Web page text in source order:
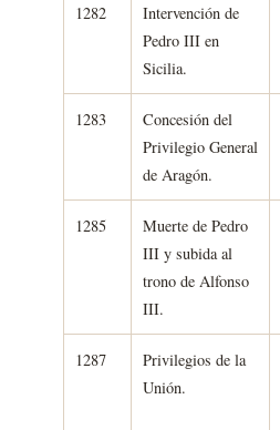
1282
Intervención de
Pedro III en
Sicilia.
1283
Concesión del
Privilegio General
de Aragón.
1285
Muerte de Pedro
III y subida al
trono de Alfonso
III.
1287
Privilegios de la
Unión.